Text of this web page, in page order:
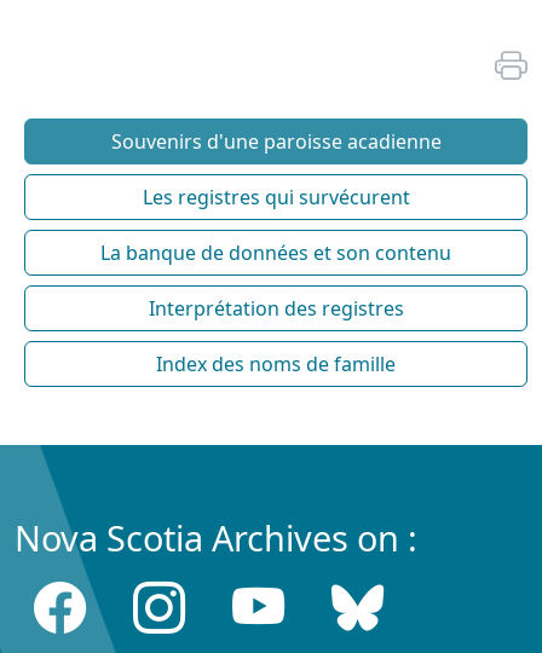
Souvenirs d'une paroisse acadienne
Les registres qui survécurent
La banque de données et son contenu
Interprétation des registres
Index des noms de famille
Nova Scotia Archives on :